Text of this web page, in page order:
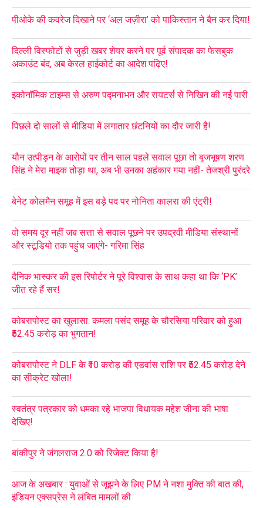
पीओके की कवरेज दिखाने पर ‘अल जज़ीरा’ को पाकिस्तान ने बैन कर दिया!
दिल्ली विस्फोटों से जुड़ी खबर शेयर करने पर पूर्व संपादक का फेसबुक
अकाउंट बंद, अब केरल हाईकोर्ट का आदेश पढ़िए!
इकोनॉमिक टाइम्स से अरुण पद्मनाभन और रायटर्स से निखिन की नई पारी
पिछले दो सालों से मीडिया में लगातार छंटनियों का दौर जारी है!
यौन उत्पीड़न के आरोपों पर तीन साल पहले सवाल पूछा तो बृजभूषण शरण
सिंह ने मेरा माइक तोड़ा था, अब भी उनका अहंकार गया नहीं- तेजश्री पुरंदरे
बेनेट कोलमैन समूह में इस बड़े पद पर नोनिता कालरा की एंट्री!
वो समय दूर नहीं जब सत्ता से सवाल पूछने पर उपद्रवी मीडिया संस्थानों
और स्टूडियो तक पहुंच जाएंगे- गरिमा सिंह
दैनिक भास्कर की इस रिपोर्टर ने पूरे विश्वास के साथ कहा था कि ‘PK’
जीत रहे हैं सर!
कोबरापोस्ट का खुलासा: कमला पसंद समूह के चौरसिया परिवार को हुआ
₹52.45 करोड़ का भुगतान!
कोबरापोस्ट ने DLF के ₹10 करोड़ की एडवांस राशि पर ₹52.45 करोड़ देने
का सीक्रेट खोला!
स्वतंत्र पत्रकार को धमका रहे भाजपा विधायक महेश जीना की भाषा
देखिए!
बांकीपुर ने जंगलराज 2.0 को रिजेक्ट किया है!
आज के अखबार : युवाओं से जूझने के लिए PM ने नशा मुक्ति की बात की,
इंडियन एक्सप्रेस ने लंबित मामलों की